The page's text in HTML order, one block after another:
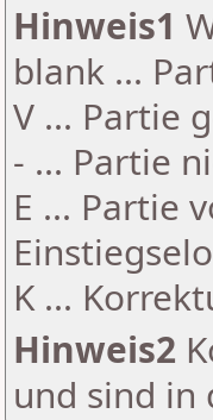
Hinweis1
blank ...
V ... Partie
- ... Partie
E ... Partie
K ...
Hinweis2
und sind in